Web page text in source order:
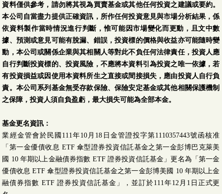
資料僅供參考，請勿將其視為買賣基金或其他任何投資之建議或要約。
本公司自當盡力提供正確資訊，所作任何投資意見與市場分析結果，係
依資料製作當時情況進行判斷，惟可能因市場變化而更動，且文中數
據、預測或意見可能有脫漏、錯誤，投資標的價格與收益亦可能隨時變
動，本公司或關係企業與其相關人等對此不負任何法律責任，投資人應
自行判斷投資標的、投資風險，不應將本資料引為投資之唯一依據，若
有投資損益或因使用本資料所生之直接或間接損失，應由投資人自行負
責。本公司系列基金無受存款保險、保險安定基金或其他相關保護機制
之保障，投資人須自負盈虧，最大損失可能為全部本金。
基金更名資訊：
業經金管會於民國111年10月18日金管證投字第1110357443號函核准
「第一金優債收息 ETF 傘型證券投資信託基金之第一金彭博巴克萊美
國 10 年期以上金融債券指數 ETF 證券投資信託基金」更名為「第一金
優債收息 ETF 傘型證券投資信託基金之第一金彭博美國 10 年期以上金
融債券指數 ETF 證券投資信託基金」，並訂於111年12月1日正式更